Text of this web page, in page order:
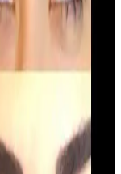
hafif formülleri
makyajda tercih
sunar.
Kirpik
görünümü için
kapsamlı